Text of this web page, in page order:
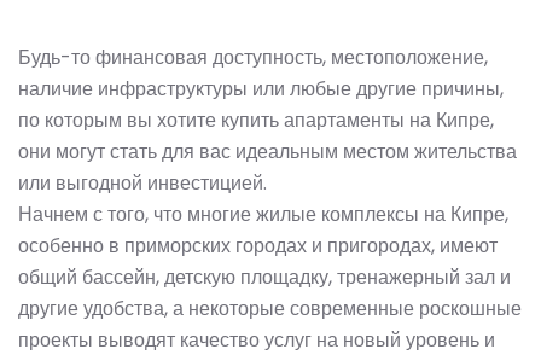
Будь-то финансовая доступность, местоположение,
наличие инфраструктуры или любые другие причины,
по которым вы хотите купить апартаменты на Кипре,
они могут стать для вас идеальным местом жительства
или выгодной инвестицией.
Начнем с того, что многие жилые комплексы на Кипре,
особенно в приморских городах и пригородах, имеют
общий бассейн, детскую площадку, тренажерный зал и
другие удобства, а некоторые современные роскошные
проекты выводят качество услуг на новый уровень и